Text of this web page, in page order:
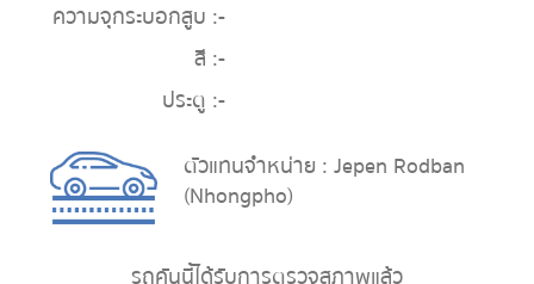
ความจุกระบอกสูบ :-
สี :-
ประตู :-
ตัวแทนจำหน่าย : Jepen Rodban
(Nhongpho)
รถคันนี้ได้รับการตรวจสภาพแล้ว